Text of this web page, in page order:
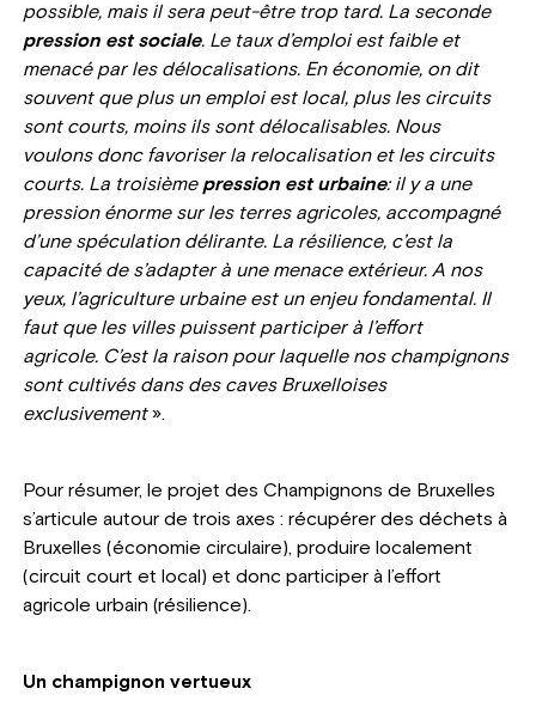
possible, mais il sera peut-être trop tard. La seconde
pression est sociale. Le taux d’emploi est faible et
menacé par les délocalisations. En économie, on dit
souvent que plus un emploi est local, plus les circuits
sont courts, moins ils sont délocalisables. Nous
voulons donc favoriser la relocalisation et les circuits
courts. La troisième pression est urbaine: il y a une
pression énorme sur les terres agricoles, accompagné
d’une spéculation délirante. La résilience, c’est la
capacité de s’adapter à une menace extérieur. A nos
yeux, l’agriculture urbaine est un enjeu fondamental. Il
faut que les villes puissent participer à l’effort
agricole. C’est la raison pour laquelle nos champignons
sont cultivés dans des caves Bruxelloises
exclusivement».
Pour résumer, le projet des Champignons de Bruxelles
s’articule autour de trois axes : récupérer des déchets à
Bruxelles (économie circulaire), produire localement
(circuit court et local) et donc participer à l’effort
agricole urbain (résilience).
Un champignon vertueux